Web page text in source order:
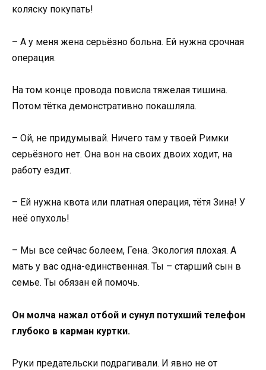
коляску покупать!
– А у меня жена серьёзно больна. Ей нужна срочная
операция.
На том конце провода повисла тяжелая тишина.
Потом тётка демонстративно покашляла.
– Ой, не придумывай. Ничего там у твоей Римки
серьёзного нет. Она вон на своих двоих ходит, на
работу ездит.
– Ей нужна квота или платная операция, тётя Зина! У
неё опухоль!
– Мы все сейчас болеем, Гена. Экология плохая. А
мать у вас одна-единственная. Ты – старший сын в
семье. Ты обязан ей помочь.
Он молча нажал отбой и сунул потухший телефон
глубоко в карман куртки.
Руки предательски подрагивали. И явно не от